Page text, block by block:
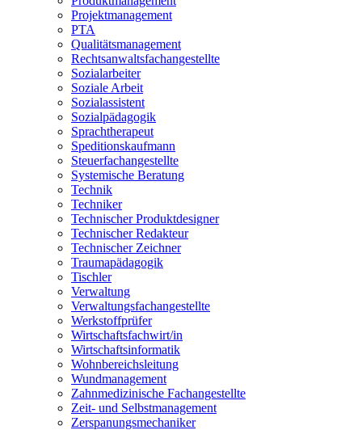
Projektmanagement
PTA
Qualitätsmanagement
Rechtsanwaltsfachangestellte
Sozialarbeiter
Soziale Arbeit
Sozialassistent
Sozialpädagogik
Sprachtherapeut
Speditionskaufmann
Steuerfachangestellte
Systemische Beratung
Technik
Techniker
Technischer Produktdesigner
Technischer Redakteur
Technischer Zeichner
Traumapädagogik
Tischler
Verwaltung
Verwaltungsfachangestellte
Werkstoffprüfer
Wirtschaftsfachwirt/in
Wirtschaftsinformatik
Wohnbereichsleitung
Wundmanagement
Zahnmedizinische Fachangestellte
Zeit- und Selbstmanagement
Zerspanungsmechaniker